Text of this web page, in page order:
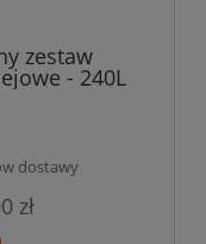
zestaw
- 240L
dostawy
zł